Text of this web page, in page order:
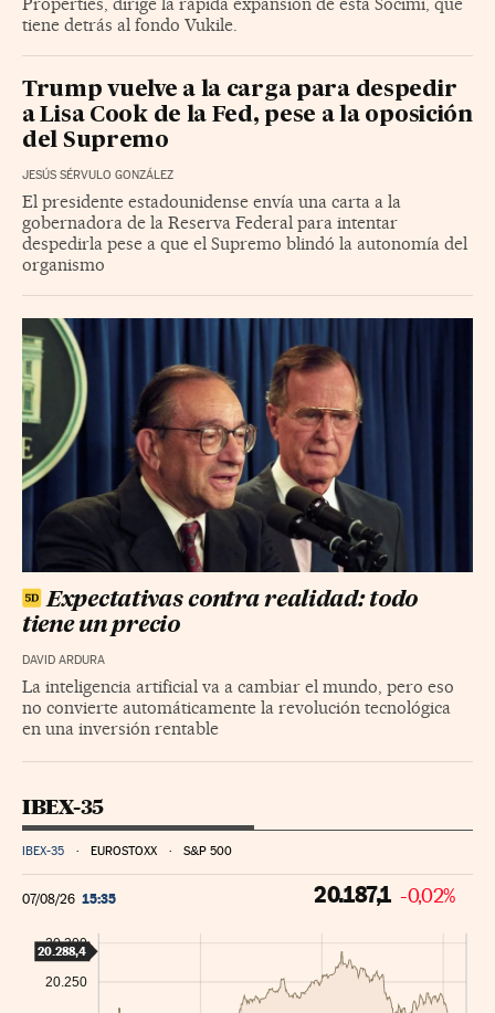
tiene detrás al fondo Vukile.
Trump vuelve a la carga para despedir
a Lisa Cook de la Fed, pese a la oposición
del Supremo
JESÚS SÉRVULO GONZÁLEZ
El presidente estadounidense envía una carta a la
gobernadora de la Reserva Federal para intentar
despedirla pese a que el Supremo blindó la autonomía del
organismo
Expectativas contra realidad: todo
tiene un precio
DAVID ARDURA
La inteligencia artificial va a cambiar el mundo, pero eso
no convierte automáticamente la revolución tecnológica
en una inversión rentable
IBEX-35
IBEX-35 EUROSTOXX S&P 500
07/08/26 15:35 20.187,1 -0,02%
20.250
20.300
20.288,4